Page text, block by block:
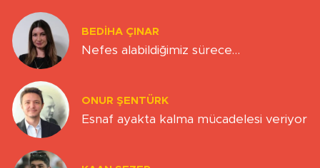
BEDIHA ÇINAR
Nefes alabildiğimiz sürece…
ONUR ŞENTÜRK
Esnaf ayakta kalma mücadelesi veriyor